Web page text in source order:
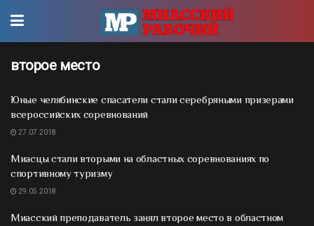
второе место
Юные челябинские спасатели стали серебряными призерами
всероссийских соревнований
27.07.2018
Миасцы стали вторыми на областных соревнованиях по
спортивному туризму
29.05.2018
Миасский преподаватель занял второе место в областном